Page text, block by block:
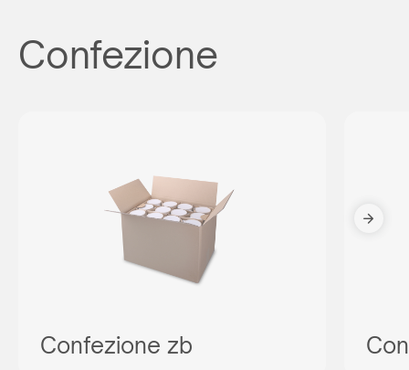
Confezione
Confezione zb